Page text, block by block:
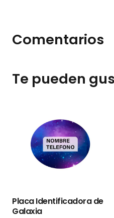
Comentarios
Te pueden
Placa Identificadora de
Galaxia